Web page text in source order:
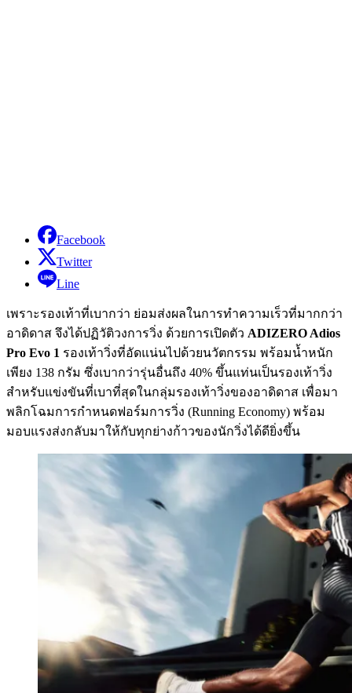
Facebook
Twitter
Line
เพราะรองเท้าที่เบากว่า ย่อมส่งผลในการทำความเร็วที่มากกว่า
อาดิดาส จึงได้ปฏิวัติวงการวิ่ง ด้วยการเปิดตัว ADIZERO Adios
Pro Evo 1 รองเท้าวิ่งที่อัดแน่นไปด้วยนวัตกรรม พร้อมน้ำหนัก
เพียง 138 กรัม ซึ่งเบากว่ารุ่นอื่นถึง 40% ขึ้นแท่นเป็นรองเท้าวิ่ง
สำหรับแข่งขันที่เบาที่สุดในกลุ่มรองเท้าวิ่งของอาดิดาส เพื่อมา
พลิกโฉมการกำหนดฟอร์มการวิ่ง (Running Economy) พร้อม
มอบแรงส่งกลับมาให้กับทุกย่างก้าวของนักวิ่งได้ดียิ่งขึ้น